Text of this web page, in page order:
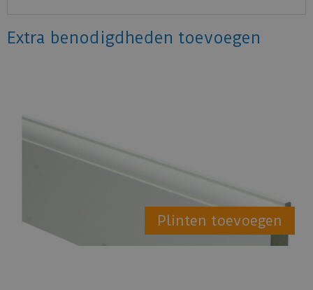
Extra benodigdheden toevoegen
Plinten toevoegen